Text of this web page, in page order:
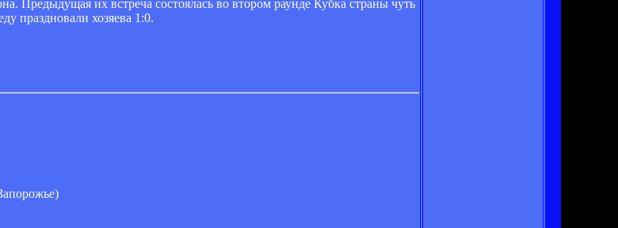
Предыдущая их встреча состоялась во втором раунде Кубка страны чуть
праздновали хозяева 1:0.